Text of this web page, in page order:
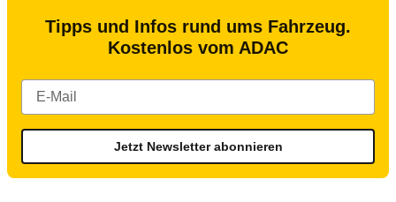
Tipps und Infos rund ums Fahrzeug.
Kostenlos vom ADAC
Jetzt Newsletter abonnieren